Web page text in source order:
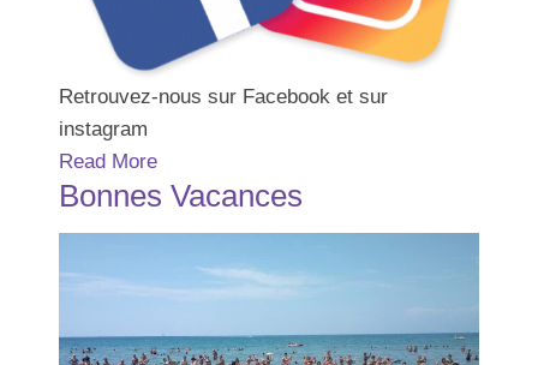
Retrouvez-nous sur Facebook et sur
instagram
Read More
Bonnes Vacances